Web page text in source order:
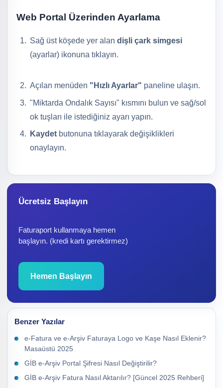
Web Portal Üzerinden Ayarlama
Sağ üst köşede yer alandişli çark simgesi
(ayarlar) ikonuna tıklayın.
Açılan menüden "Hızlı Ayarlar" paneline ulaşın.
"Miktarda Ondalık Sayısı" kısmını bulun ve sağ/sol
ok tuşları ile istediğiniz ayarı yapın.
Kaydet butonuna tıklayarak değişiklikleri
onaylayın.
Ücretsiz Başlayın
Faturaport kullanmaya hemen
başlayın. (kredi kartı gerektirmez)
Hemen Başlayın
Benzer Yazılar
e-Fatura ve e-Arşiv Faturaya Logo ve Kaşe Nasıl Eklenir?
Masaüstü 2025
GİB e-Arşiv Portal Şifresi Nasıl Değiştirilir?
GİB e-Arşiv Fatura Nasıl Aktarılır? [Güncel 2025 Rehberi]